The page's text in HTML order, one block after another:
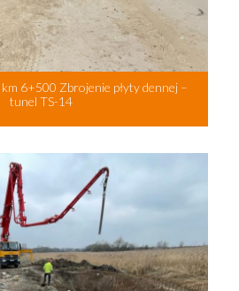
6+500 Zbrojenie płyty dennej –
tunel TS-14